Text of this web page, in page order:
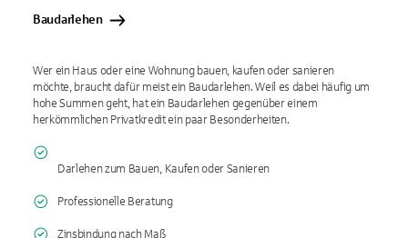
Baudarlehen
Wer ein Haus oder eine Wohnung bauen, kaufen oder sanieren
möchte, braucht dafür meist ein Baudarlehen. Weil es dabei häufig um
hohe Summen geht, hat ein Baudarlehen gegenüber einem
herkömmlichen Privatkredit ein paar Besonderheiten.
Darlehen zum Bauen, Kaufen oder Sanieren
Professionelle Beratung
Zinsbindung nach Maß